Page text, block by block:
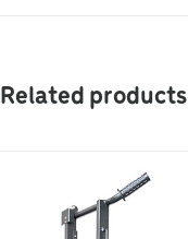
Related products